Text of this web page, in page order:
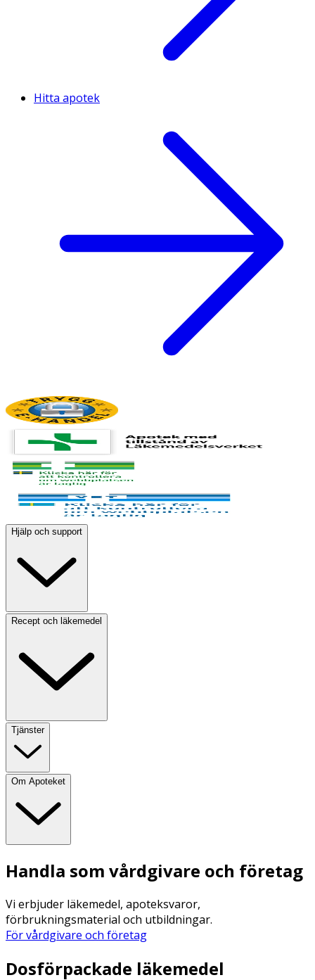
Hitta apotek
Hjälp och support
Recept och läkemedel
Tjänster
Om Apoteket
Handla som vårdgivare och företag
Vi erbjuder läkemedel, apoteksvaror,
förbrukningsmaterial och utbildningar.
För vårdgivare och företag
Dosförpackade läkemedel